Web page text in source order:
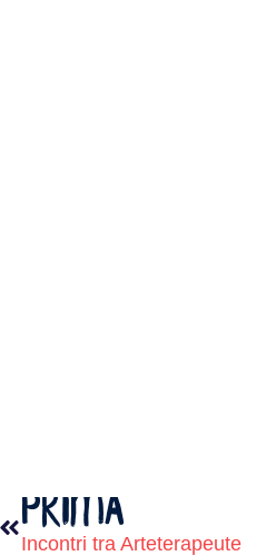
PRIMA
Incontri tra Arteterapeute